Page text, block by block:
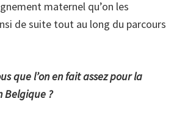
maternel qu’on les
de suite tout au long du parcours
que l’on en fait assez pour la
Belgique ?